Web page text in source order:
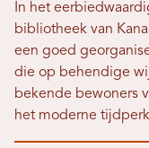
In het
bibliotheek van
een goed
die op behendige
bekende bewoners
het moderne